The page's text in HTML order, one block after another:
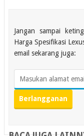
Jangan sampai
Harga Spesifikasi
email sekarang juga: